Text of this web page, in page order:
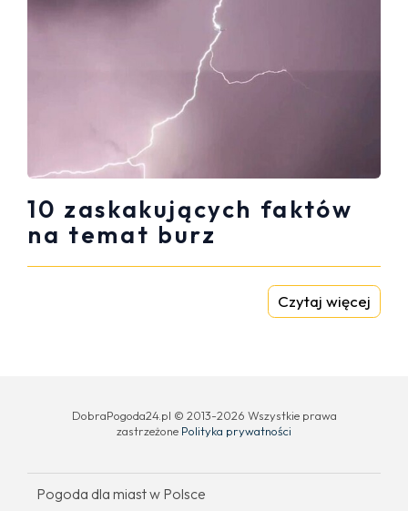
10 zaskakujących faktów
na temat burz
Czytaj więcej
DobraPogoda24.pl © 2013-2026 Wszystkie prawa
zastrzeżone Polityka prywatności
Pogoda dla miast w Polsce